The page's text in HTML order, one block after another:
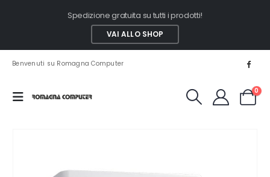
Spedizione gratuita su tutti i prodotti!
VAI ALLO SHOP
Benvenuti su Romagna Computer
0